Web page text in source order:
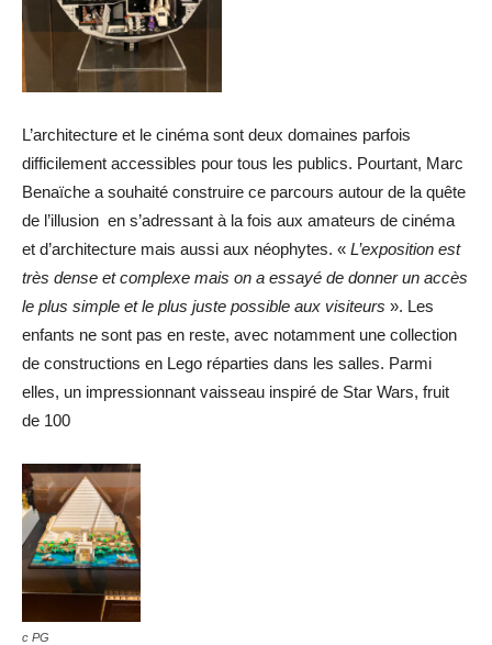
L’architecture et le cinéma sont deux domaines parfois
difficilement accessibles pour tous les publics. Pourtant, Marc
Benaïche a souhaité construire ce parcours autour de la quête
de l’illusion en s’adressant à la fois aux amateurs de cinéma
et d’architecture mais aussi aux néophytes. « L’exposition est
très dense et complexe mais on a essayé de donner un accès
le plus simple et le plus juste possible aux visiteurs ». Les
enfants ne sont pas en reste, avec notamment une collection
de constructions en Lego réparties dans les salles. Parmi
elles, un impressionnant vaisseau inspiré de Star Wars, fruit
de 100
c PG